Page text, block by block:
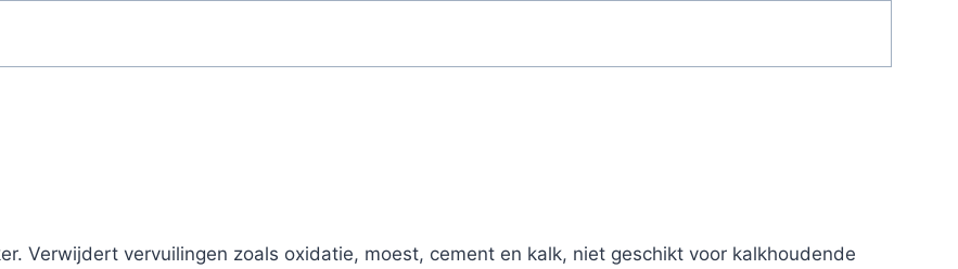
Verwijdert vervuilingen zoals oxidatie, moest, cement en kalk, niet geschikt voor kalkhoudende